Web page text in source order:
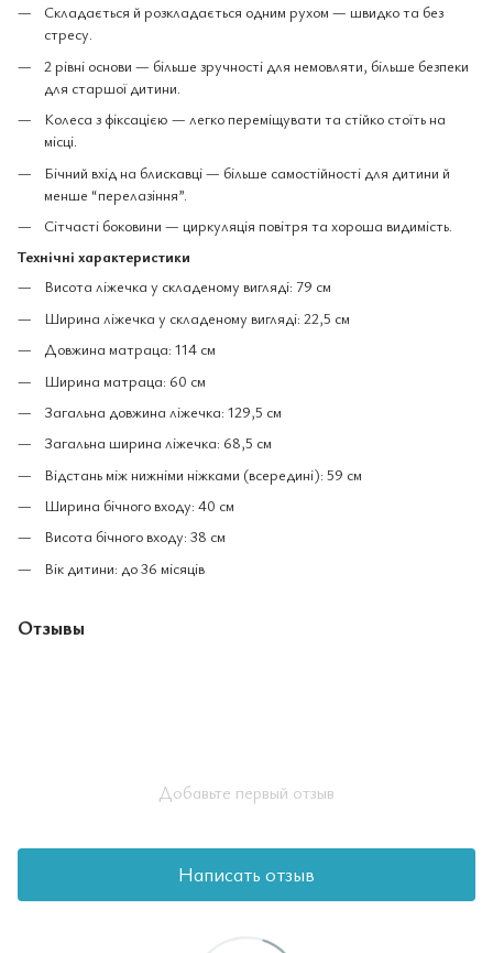
Складається й розкладається одним рухом — швидко та без
стресу.
2 рівні основи — більше зручності для немовляти, більше безпеки
для старшої дитини.
Колеса з фіксацією — легко переміщувати та стійко стоїть на
місці.
Бічний вхід на блискавці — більше самостійності для дитини й
менше “перелазіння”.
Сітчасті боковини — циркуляція повітря та хороша видимість.
Технічні характеристики
Висота ліжечка у складеному вигляді: 79 см
Ширина ліжечка у складеному вигляді: 22,5 см
Довжина матраца: 114 см
Ширина матраца: 60 см
Загальна довжина ліжечка: 129,5 см
Загальна ширина ліжечка: 68,5 см
Відстань між нижніми ніжками (всередині): 59 см
Ширина бічного входу: 40 см
Висота бічного входу: 38 см
Вік дитини: до 36 місяців
Отзывы
Добавьте первый отзыв
Написать отзыв